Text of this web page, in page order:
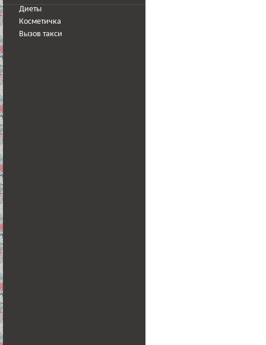
Диеты
Косметичка
Вызов такси